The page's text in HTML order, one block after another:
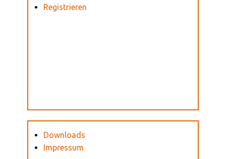
Registrieren
Downloads
Impressum